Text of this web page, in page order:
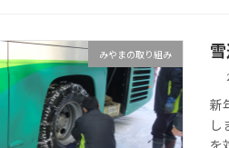
みやまの取り組み
新
し
を